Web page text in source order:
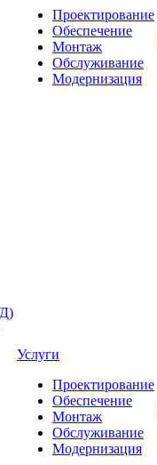
Проектирование
Обеспечение
Монтаж
Обслуживание
Модернизация
Услуги
Проектирование
Обеспечение
Монтаж
Обслуживание
Модернизация